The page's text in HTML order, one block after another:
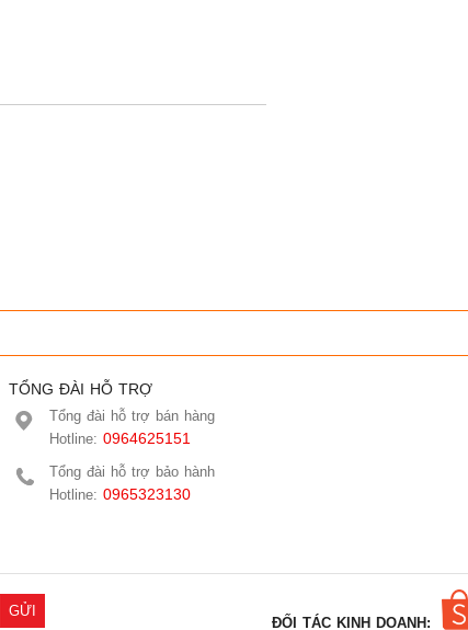
TỔNG ĐÀI HỖ TRỢ
Tổng đài hỗ trợ bán hàng
Hotline:0964625151
Tổng đài hỗ trợ bảo hành
Hotline:0965323130
GỬI
ĐỐI TÁC KINH DOANH: